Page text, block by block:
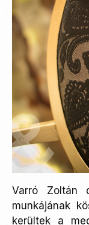
Varró Zoltán
munkájának
kerültek a